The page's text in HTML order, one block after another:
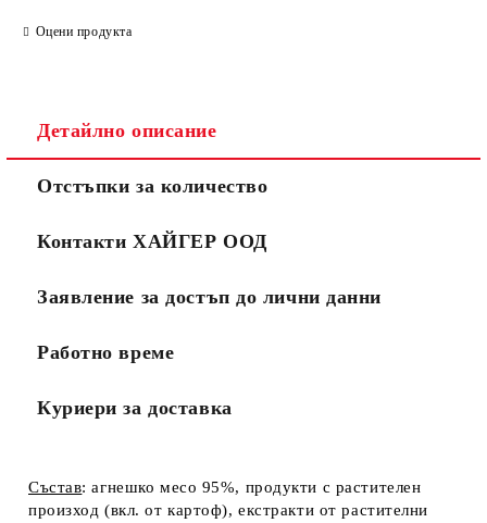
Оцени продукта
Детайлно описание
Отстъпки за количество
Контакти ХАЙГЕР ООД
Заявление за достъп до лични данни
Работно време
Куриери за доставка
Състав: агнешко месо 95%, продукти с растителен
произход (вкл. от картоф), екстракти от растителни